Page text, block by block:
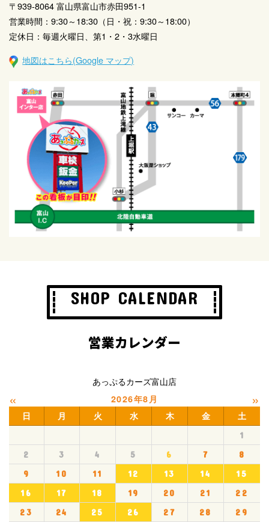
〒939-8064 富山県富山市赤田951-1
営業時間：9:30～18:30（日・祝：9:30～18:00）
定休日：毎週火曜日、第1・2・3水曜日
地図はこちら(Google マップ)
SHOP CALENDAR
営業カレンダー
あっぷるカーズ富山店
« 2026年8月 »
日 月 火 水 木 金 土
1
2
3 4 5 6 7
8
9
10 11 12 13 14
15
16
17 18 19 20 21
22
23
24 25 26 27 28
29